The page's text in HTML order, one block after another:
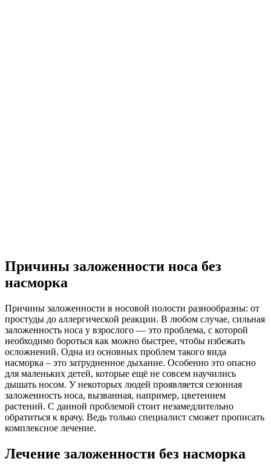
Причины заложенности носа без
насморка
Причины заложенности в носовой полости разнообразны: от
простуды до аллергической реакции. В любом случае, сильная
заложенность носа у взрослого — это проблема, с которой
необходимо бороться как можно быстрее, чтобы избежать
осложнений. Одна из основных проблем такого вида
насморка – это затрудненное дыхание. Особенно это опасно
для маленьких детей, которые ещё не совсем научились
дышать носом. У некоторых людей проявляется сезонная
заложенность носа, вызванная, например, цветением
растений. С данной проблемой стоит незамедлительно
обратиться к врачу. Ведь только специалист сможет прописать
комплексное лечение.
Лечение заложенности без насморка